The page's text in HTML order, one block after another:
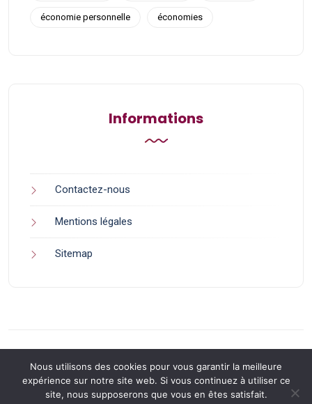
économie personnelle économies
Informations
Contactez-nous
Mentions légales
Sitemap
Back to Top
Nous utilisons des cookies pour vous garantir la meilleure
expérience sur notre site web. Si vous continuez à utiliser ce
site, nous supposerons que vous en êtes satisfait.